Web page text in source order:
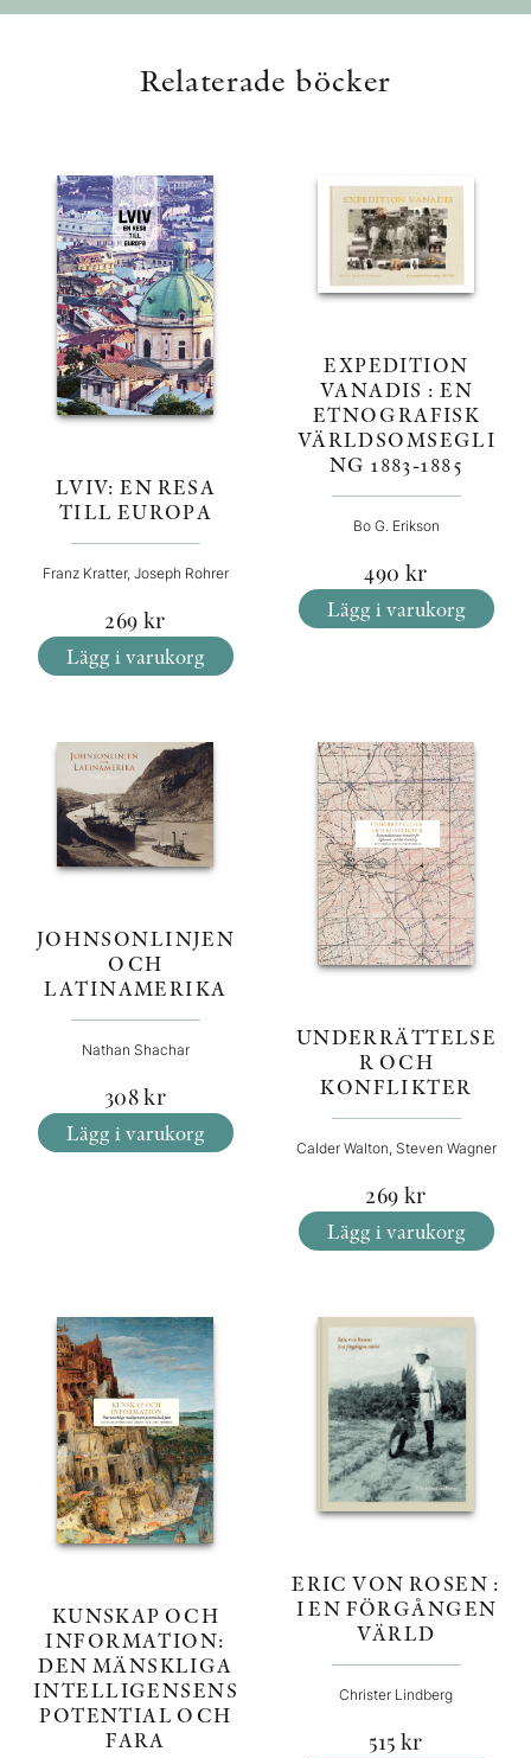
Relaterade böcker
LVIV: EN RESA
TILL EUROPA
Franz Kratter, Joseph Rohrer
269 kr
Lägg i varukorg
EXPEDITION
VANADIS : EN
ETNOGRAFISK
VÄRLDSOMSEGLI
NG 1883-1885
Bo G. Erikson
490 kr
Lägg i varukorg
JOHNSONLINJEN
OCH
LATINAMERIKA
Nathan Shachar
308kr
Lägg i varukorg
UNDERRÄTTELSE
R OCH
KONFLIKTER
Calder Walton, Steven Wagner
269 kr
Lägg i varukorg
KUNSKAP OCH
INFORMATION:
DEN MÄNSKLIGA
INTELLIGENSENS
POTENTIAL OCH
FARA
ERIC VON ROSEN :
I EN FÖRGÅNGEN
VÄRLD
Christer Lindberg
515 kr